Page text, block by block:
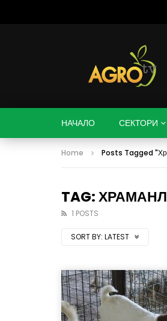
НАЧАЛО СЕКТОРИ
Home Posts Tagged
TAG:
1 POSTS
SORT BY: LATEST